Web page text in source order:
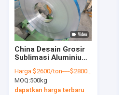
China Desain Grosir
Sublimasi Aluminium
Aluminium Roofing
Sheet Dalam Coils
Harga:$2600/ton----$2800/ton
MOQ:500kg
dapatkan harga terbaru